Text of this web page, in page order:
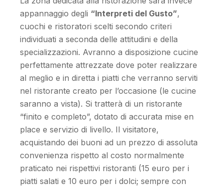
appannaggio degli “Interpreti del Gusto”,
cuochi e ristoratori scelti secondo criteri
individuati a seconda delle attitudini e della
specializzazioni. Avranno a disposizione cucine
perfettamente attrezzate dove poter realizzare
al meglio e in diretta i piatti che verranno serviti
nel ristorante creato per l’occasione (le cucine
saranno a vista). Si tratterà di un ristorante
“finito e completo”, dotato di accurata mise en
place e servizio di livello. Il visitatore,
acquistando dei buoni ad un prezzo di assoluta
convenienza rispetto al costo normalmente
praticato nei rispettivi ristoranti (15 euro per i
piatti salati e 10 euro per i dolci; sempre con